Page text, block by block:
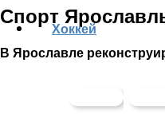
Спорт
В Ярославле
Хоккей